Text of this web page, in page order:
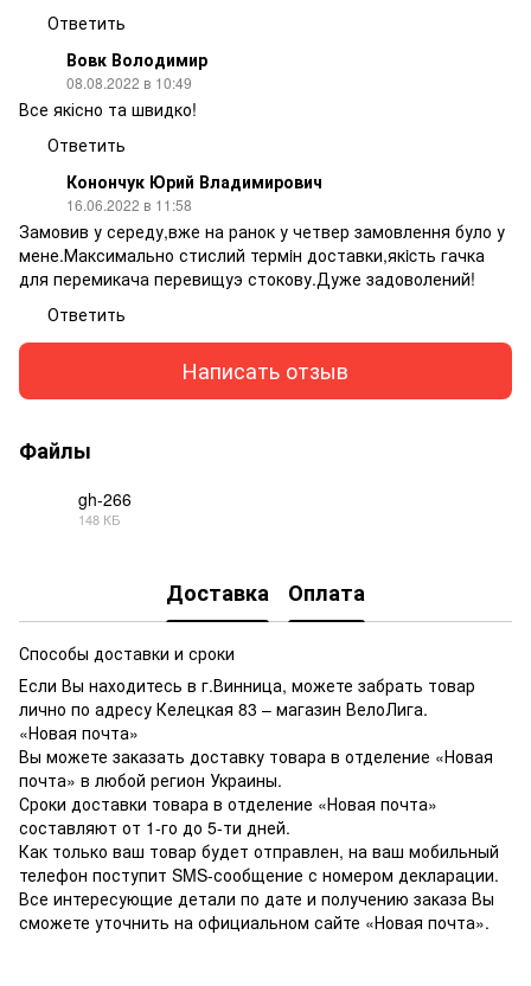
Ответить
Вовк Володимир
08.08.2022 в 10:49
Все якісно та швидко!
Ответить
Конончук Юрий Владимирович
16.06.2022 в 11:58
Замовив у середу,вже на ранок у четвер замовлення було у
мене.Максимально стислий термiн доставки,якicть гачка
для перемикача перевищуэ стокову.Дуже задоволений!
Ответить
Написать отзыв
Файлы
gh-266
148 КБ
Доставка Оплата
Способы доставки и сроки
Если Вы находитесь в г.Винница, можете забрать товар
лично по адресу Келецкая 83 – магазин ВелоЛига.
«Новая почта»
Вы можете заказать доставку товара в отделение «Новая
почта» в любой регион Украины.
Сроки доставки товара в отделение «Новая почта»
составляют от 1-го до 5-ти дней.
Как только ваш товар будет отправлен, на ваш мобильный
телефон поступит SMS-сообщение с номером декларации.
Все интересующие детали по дате и получению заказа Вы
сможете уточнить на официальном сайте «Новая почта».